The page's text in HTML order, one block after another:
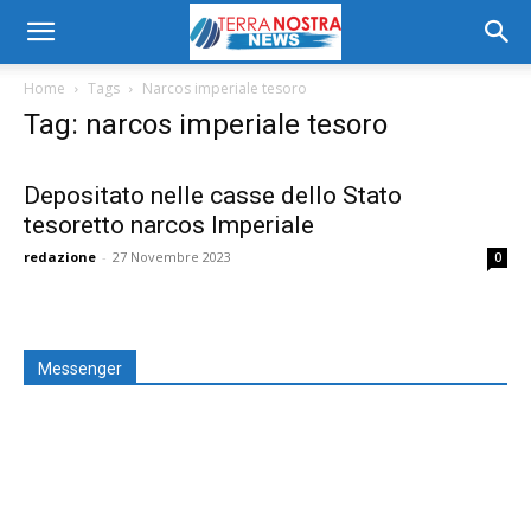
Home Tags Narcos imperiale tesoro
Tag: narcos imperiale tesoro
Depositato nelle casse dello Stato
tesoretto narcos Imperiale
redazione - 27 Novembre 2023 0
Messenger